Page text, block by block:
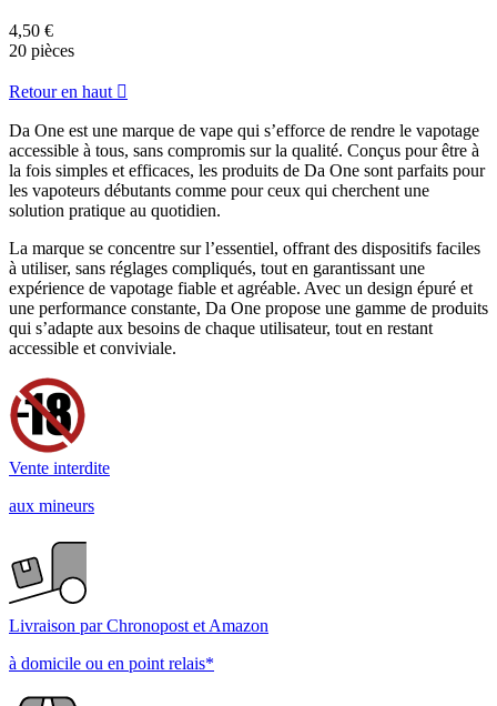
4,50 €
20 pièces
Retour en haut 
Da One est une marque de vape qui s’efforce de rendre le vapotage
accessible à tous, sans compromis sur la qualité. Conçus pour être à
la fois simples et efficaces, les produits de Da One sont parfaits pour
les vapoteurs débutants comme pour ceux qui cherchent une
solution pratique au quotidien.
La marque se concentre sur l’essentiel, offrant des dispositifs faciles
à utiliser, sans réglages compliqués, tout en garantissant une
expérience de vapotage fiable et agréable. Avec un design épuré et
une performance constante, Da One propose une gamme de produits
qui s’adapte aux besoins de chaque utilisateur, tout en restant
accessible et conviviale.
Vente interdite
aux mineurs
Livraison par Chronopost et Amazon
à domicile ou en point relais*